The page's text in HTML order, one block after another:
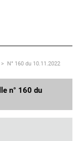
N° 160 du 10.11.2022
n° 160 du